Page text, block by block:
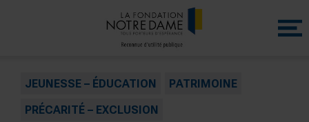
Menu
JEUNESSE – ÉDUCATION
PATRIMOINE
PRÉCARITÉ – EXCLUSION